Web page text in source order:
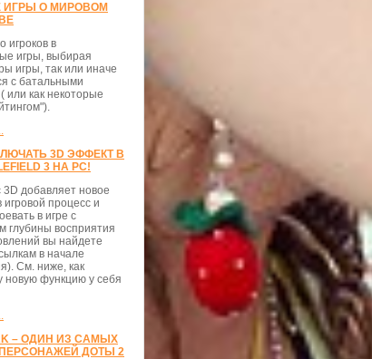
ИГРЫ О МИРОВОМ
игроков в
игры, выбирая
игры, так или иначе
с батальными
или как некоторые
3D ЭФФЕКТ В
3 НА PC!
добавляет новое
процесс и
в игре с
глубины восприятия
вы найдете
в начале
См. ниже, как
новую функцию у себя
– ОДИН ИЗ САМЫХ
ДОТЫ 2